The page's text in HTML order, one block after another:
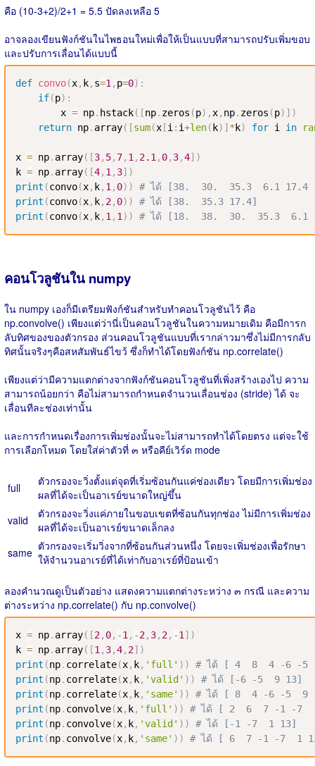
คือ (10-3+2)/2+1 = 5.5 ปัดลงเหลือ 5
อาจลองเขียนฟังก์ชันในไพธอนใหม่เพื่อให้เป็นแบบที่สามารถปรับเพิ่มขอบ
และปรับการเลื่อนได้แบบนี้
def convo(x, k, s=1, p=0) :
if(p) :
        x
= np. hstack( [np. zeros (p) ,x, np. zeros (p) ] )
return np. array( [sum(x [i: i+len( k) ] * k) for i in
x = np. array( [3, 5, 7, 1, 2.1, 0, 3,4] )
k = np. array( [4, 1, 3] )
print (convo(x, k, 1, 0) )
# ได้ [38.  30.  35.3  6.1 17.4
print (convo(x, k, 2, 0) )
# ได้ [38.  35.3 17.4]
print (convo(x, k, 1, 1) ) # ได้ [18.  38.  30.  35.3  6.1
คอนโวลูชันใน numpy
ใน numpy เองก็มีเตรียมฟังก์ชันสำหรับทำคอนโวลูชันไว้ คือ
np.convolve() เพียงแต่ว่านี่เป็นคอนโวลูชันในความหมายเดิม คือมีการก
ลับทิศของของตัวกรอง ส่วนคอนโวลูชันแบบที่เรากล่าวมาซึ่งไม่มีการกลับ
ทิศนั้นจริงๆคือสหสัมพันธ์ไขว้ ซึ่งก็ทำได้โดยฟังก์ชัน np.correlate()
เพียงแต่ว่ามีความแตกต่างจากฟังก์ชันคอนโวลูชันที่เพิ่งสร้างเองไป ความ
สามารถน้อยกว่า คือไม่สามารถกำหนดจำนวนเลื่อนช่อง (stride) ได้ จะ
เลื่อนทีละช่องเท่านั้น
และการกำหนดเรื่องการเพิ่มช่องนั้นจะไม่สามารถทำได้โดยตรง แต่จะใช้
การเลือกโหมด โดยใส่ค่าตัวที่ ๓ หรือคีย์เวิร์ด mode
full
ตัวกรองจะวิ่งตั้งแต่จุดที่เริ่มซ้อนกันแค่ช่องเดียว โดยมีการเพิ่มช่อง
ผลที่ได้จะเป็นอาเรย์ขนาดใหญ่ขึ้น
valid
ตัวกรองจะวิ่งแค่ภายในขอบเขตที่ซ้อนกันทุกช่อง ไม่มีการเพิ่มช่อง
ผลที่ได้จะเป็นอาเรย์ขนาดเล็กลง
same ตัวกรองจะเริ่มวิ่งจากที่ซ้อนกันส่วนหนึ่ง โดยจะเพิ่มช่องเพื่อรักษา
ให้จำนวนอาเรย์ที่ได้เท่ากับอาเรย์ที่ป้อนเข้า
ลองคำนวณดูเป็นตัวอย่าง แสดงความแตกต่างระหว่าง ๓ กรณี และความ
ต่างระหว่าง np.correlate() กับ np.convolve()
x = np. array( [2, 0, -1, -2, 3, 2, -1] )
k = np. array( [1, 3,4, 2] )
print (np. correlate(x, k, 'full' ) )
# ได้ [ 4  8  4 -6 -5
print (np. correlate(x, k, 'valid' ) )
# ได้ [-6 -5  9 13]
print (np. correlate(x, k, 'same' ) )
# ได้ [ 8  4 -6 -5  9
print (np. convolve(x, k, 'full' ) )
# ได้ [ 2  6  7 -1 -7
print (np. convolve(x, k, 'valid' ) )
# ได้ [-1 -7  1 13]
print (np. convolve(x, k, 'same' ) ) # ได้ [ 6  7 -1 -7  1